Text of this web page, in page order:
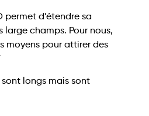
permet d’étendre sa
large champs. Pour nous,
moyens pour attirer des
sont longs mais sont